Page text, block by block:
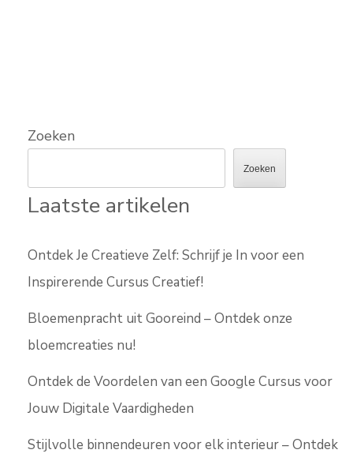
Zoeken
Zoeken
Laatste artikelen
Ontdek Je Creatieve Zelf: Schrijf je In voor een
Inspirerende Cursus Creatief!
Bloemenpracht uit Gooreind – Ontdek onze
bloemcreaties nu!
Ontdek de Voordelen van een Google Cursus voor
Jouw Digitale Vaardigheden
Stijlvolle binnendeuren voor elk interieur – Ontdek